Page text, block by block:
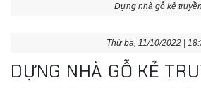
Dựng nhà gỗ kẻ truyền
Thứ ba, 11/10/2022 |
DỰNG NHÀ GỖ KẺ